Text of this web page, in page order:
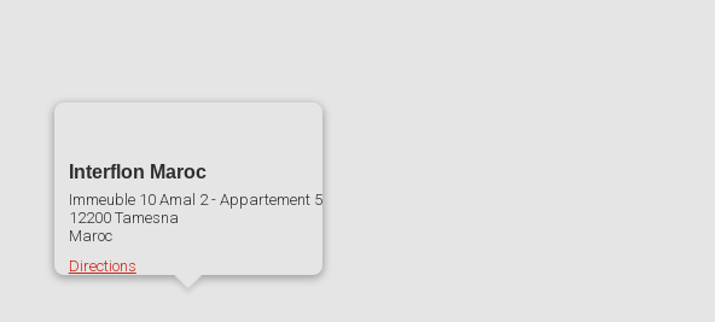
Interflon Maroc
Immeuble 10 Amal 2 - Appartement 5
12200 Tamesna
Maroc
Directions